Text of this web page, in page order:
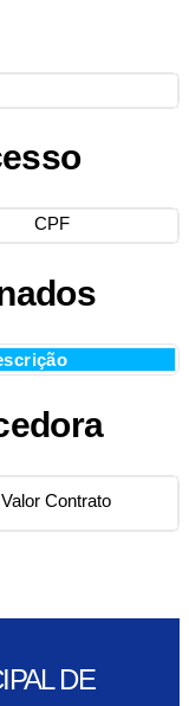
CPF
Valor Contrato
DE